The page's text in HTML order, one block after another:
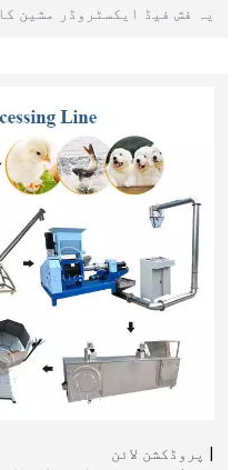
یہ فش فیڈ ایکسٹروڈر مشین
پروڈکشن لائن